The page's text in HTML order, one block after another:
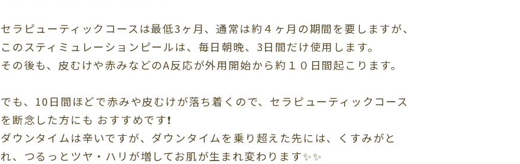
セラピューティックコースは最低3ヶ月、通常は約４ヶ月の期間を要しますが、
このスティミュレーションピールは、毎日朝晩、 3日間だけ使用します。
その後も、皮むけや赤みなどのA反応が外用開始から約１０日間起こります。
でも、10 日間ほどで赤みや皮むけが落ち着くので、セラピューティックコース
を断念した方にも おすすめです❗️
ダウンタイムは辛いですが、ダウンタイムを乗り超えた先には、くすみがと
れ、つるっとツヤ・ハリが増してお肌が生まれ変わります✨✨